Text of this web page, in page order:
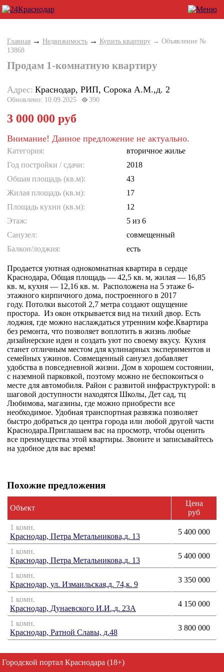
Главная → Недвижимость → Купить квартиру → Объявление №
13868
Продам 1-комнатную квартиру
Адрес: Краснодар, РИП, Сорока А.М.,д. 2
Обновлено: 10.09.2025 390
3 000 000 руб
Внимание! Данное предложение не актуально.
Категория:
вторичное жилье
Год постройки / cдачи:
2018
Обшая площадь (кв.м):
43
Жилая площадь (кв.м):
17
Площадь кухни (кв.м):
12
Этаж:
5 из 6
Санузел:
совмещенный
Балкон/лоджия:
есть
Продается уютная однокомнатная квартира в сердце
Краснодара, Общая площадь — 42,5 кв. м, жилая — 16,85
кв. м, кухня — 12,16 кв. м. Расположена на 5 этаже 6-
этажного кирпичного дома, построенного в 2017
году. Потолки высотой 2,7 метра создают ощущение
простора. Из окон открывается вид на тихий двор. Есть
лоджия, где можно наслаждаться утренним кофе.Квартира
без ремонта, что позволяет воплотить в жизнь любые
дизайнерские идеи и создать уют по своему вкусу. Кухня
станет отличным местом для кулинарных экспериментов и
семейных ужинов. Совмещенный санузел добавляет
удобства в повседневной жизни. Дом в хорошем состоянии,
с наземной парковкой, поэтому можно не беспокоиться о
месте для автомобиля. Район с развитой инфраструктурой: в
шаговой доступности находятся Школы, Дет сад, тц
Любимова, магазины, где можно приобрести все
необходимое. Удобная транспортная развязка позволяет
быстро добраться до центра города или любой другой части
Краснодара.Приглашаем вас на просмотр, чтобы оценить
все преимущества этой квартиры. Звоните и записывайтесь
на удобное для вас время!
Похожие предложения
Объект
Цена
руб
1 комн.
Краснодар, Петра Метальникова,д. 13
5 400 000
1 комн.
Краснодар, Петра Метальникова,д. 13
5 400 000
1 комн.
Краснодар, ул. Измаильская,д. 74,к. 9
3 350 000
1 комн.
Краснодар, Дунаевского И.И.,д. 23А
4 150 000
1 комн.
Краснодар, Ратной Славы, д.48
3 800 000
Городской портал Краснодара (18+)